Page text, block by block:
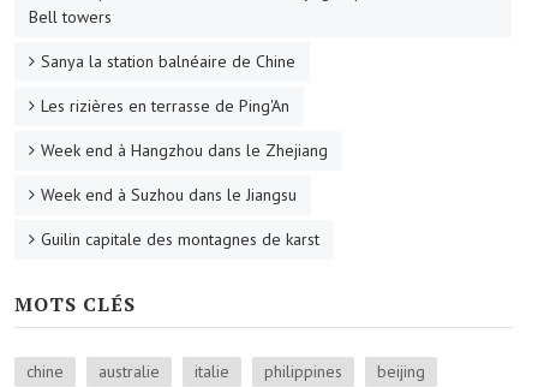
Bell towers
Sanya la station balnéaire de Chine
Les rizières en terrasse de Ping'An
Week end à Hangzhou dans le Zhejiang
Week end à Suzhou dans le Jiangsu
Guilin capitale des montagnes de karst
MOTS CLÉS
chine australie italie philippines
beijing